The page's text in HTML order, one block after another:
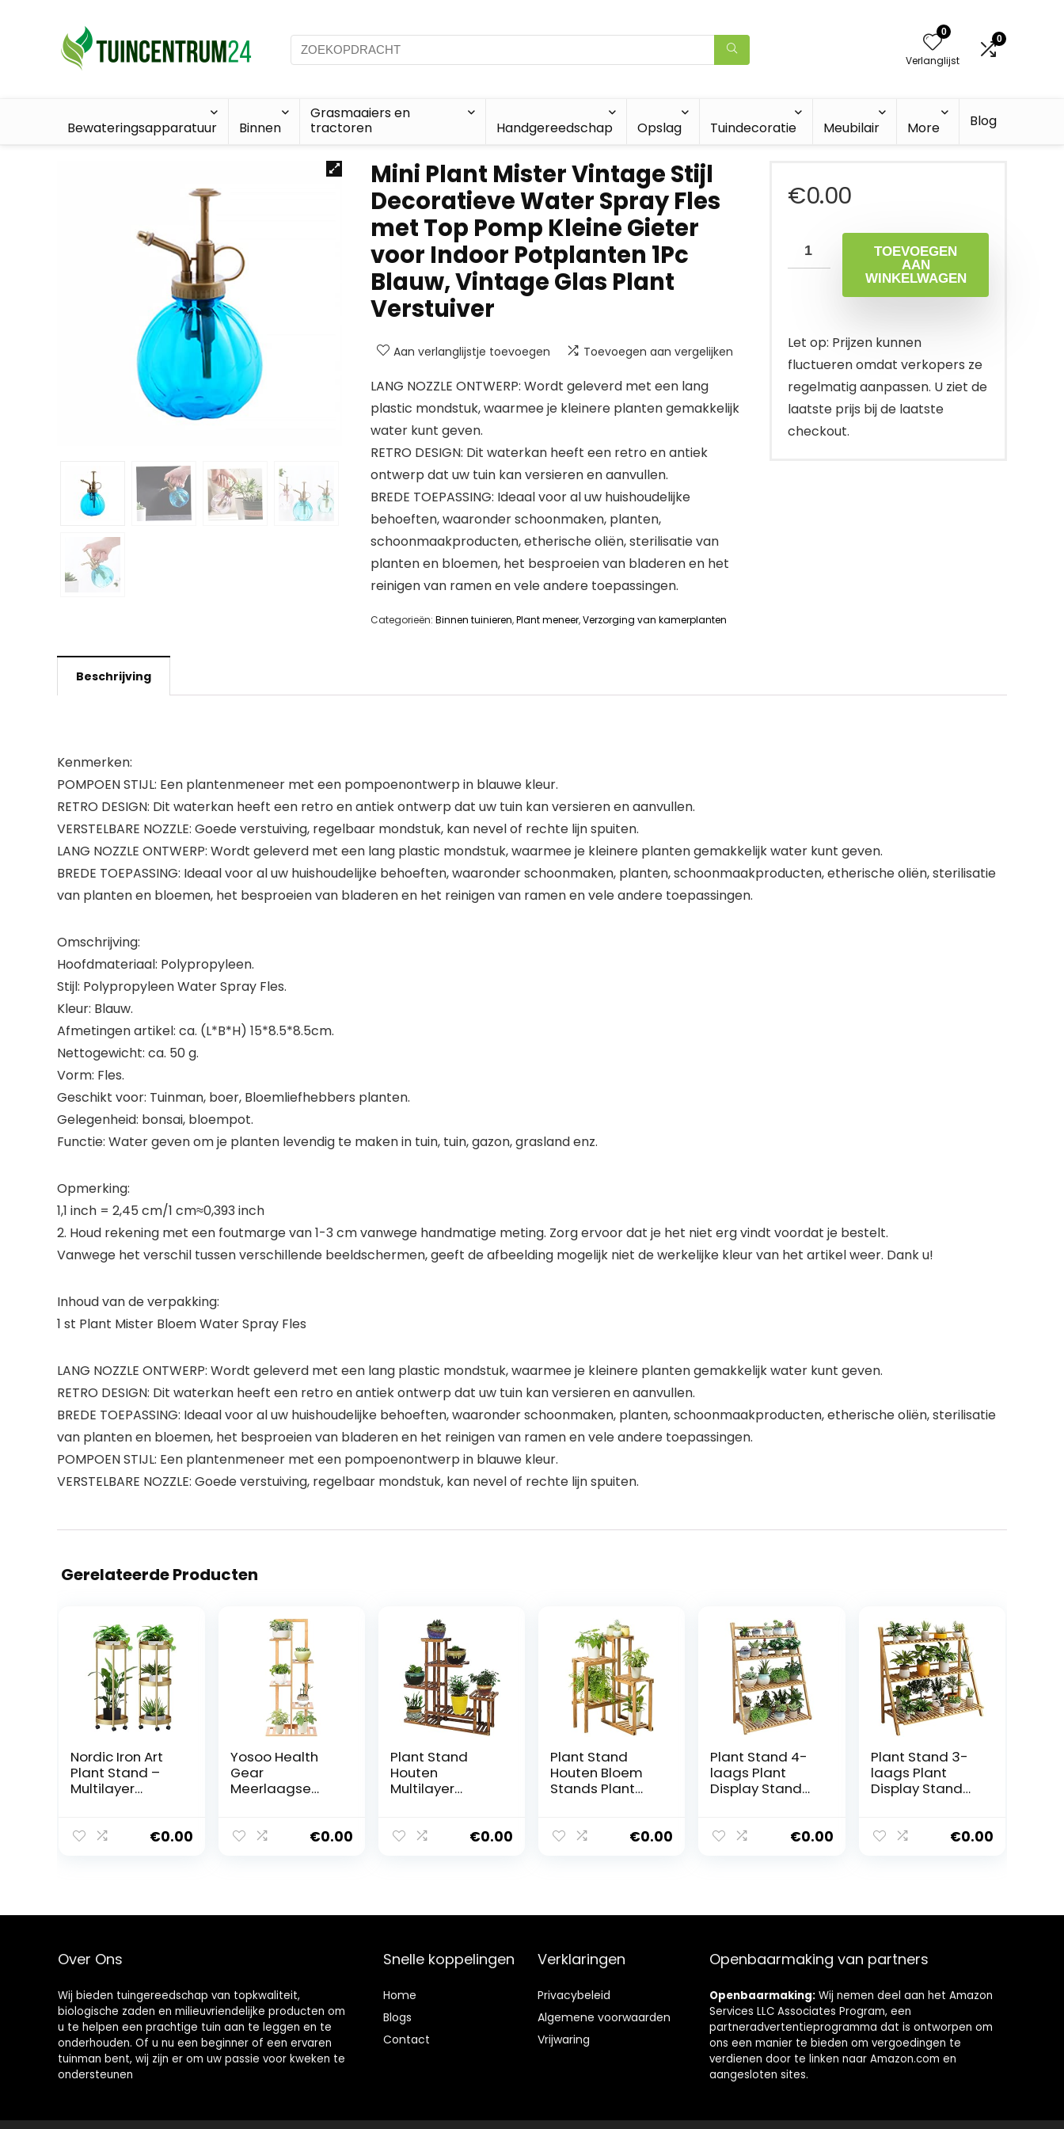
0
Verlanglijst
0
Bewateringsapparatuur Binnen
Grasmaaiers en
tractoren
Handgereedschap Opslag Tuindecoratie Meubilair More Blog
Mini Plant Mister Vintage Stijl
Decoratieve Water Spray Fles
met Top Pomp Kleine Gieter
voor Indoor Potplanten 1Pc
Blauw, Vintage Glas Plant
Verstuiver
Aan verlanglijstje toevoegen Toevoegen aan vergelijken
LANG NOZZLE ONTWERP: Wordt geleverd met een lang
plastic mondstuk, waarmee je kleinere planten gemakkelijk
water kunt geven.
RETRO DESIGN: Dit waterkan heeft een retro en antiek
ontwerp dat uw tuin kan versieren en aanvullen.
BREDE TOEPASSING: Ideaal voor al uw huishoudelijke
behoeften, waaronder schoonmaken, planten,
schoonmaakproducten, etherische oliën, sterilisatie van
planten en bloemen, het besproeien van bladeren en het
reinigen van ramen en vele andere toepassingen.
Categorieën: Binnen tuinieren,Plant meneer,Verzorging van kamerplanten
€0.00
TOEVOEGEN
AAN
WINKELWAGEN
Let op: Prijzen kunnen
fluctueren omdat verkopers ze
regelmatig aanpassen. U ziet de
laatste prijs bij de laatste
checkout.
Beschrijving
Kenmerken:
POMPOEN STIJL: Een plantenmeneer met een pompoenontwerp in blauwe kleur.
RETRO DESIGN: Dit waterkan heeft een retro en antiek ontwerp dat uw tuin kan versieren en aanvullen.
VERSTELBARE NOZZLE: Goede verstuiving, regelbaar mondstuk, kan nevel of rechte lijn spuiten.
LANG NOZZLE ONTWERP: Wordt geleverd met een lang plastic mondstuk, waarmee je kleinere planten gemakkelijk water kunt geven.
BREDE TOEPASSING: Ideaal voor al uw huishoudelijke behoeften, waaronder schoonmaken, planten, schoonmaakproducten, etherische oliën, sterilisatie
van planten en bloemen, het besproeien van bladeren en het reinigen van ramen en vele andere toepassingen.
Omschrijving:
Hoofdmateriaal: Polypropyleen.
Stijl: Polypropyleen Water Spray Fles.
Kleur: Blauw.
Afmetingen artikel: ca. (L*B*H) 15*8.5*8.5cm.
Nettogewicht: ca. 50 g.
Vorm: Fles.
Geschikt voor: Tuinman, boer, Bloemliefhebbers planten.
Gelegenheid: bonsai, bloempot.
Functie: Water geven om je planten levendig te maken in tuin, tuin, gazon, grasland enz.
Opmerking:
1,1 inch = 2,45 cm/1 cm≈0,393 inch
2. Houd rekening met een foutmarge van 1-3 cm vanwege handmatige meting. Zorg ervoor dat je het niet erg vindt voordat je bestelt.
Vanwege het verschil tussen verschillende beeldschermen, geeft de afbeelding mogelijk niet de werkelijke kleur van het artikel weer. Dank u!
Inhoud van de verpakking:
1 st Plant Mister Bloem Water Spray Fles
LANG NOZZLE ONTWERP: Wordt geleverd met een lang plastic mondstuk, waarmee je kleinere planten gemakkelijk water kunt geven.
RETRO DESIGN: Dit waterkan heeft een retro en antiek ontwerp dat uw tuin kan versieren en aanvullen.
BREDE TOEPASSING: Ideaal voor al uw huishoudelijke behoeften, waaronder schoonmaken, planten, schoonmaakproducten, etherische oliën, sterilisatie
van planten en bloemen, het besproeien van bladeren en het reinigen van ramen en vele andere toepassingen.
POMPOEN STIJL: Een plantenmeneer met een pompoenontwerp in blauwe kleur.
VERSTELBARE NOZZLE: Goede verstuiving, regelbaar mondstuk, kan nevel of rechte lijn spuiten.
Gerelateerde Producten
Nordic Iron Art
Plant Stand –
Multilayer
Houder –
Stijlen
€0.00
Yosoo Health
Gear
Meerlaagse
van grenenhout
woonkamer,
€0.00
Plant Stand
Houten
Multilayer
Plant Ladder
– Donker Bruin
€0.00
Plant Stand
Houten Bloem
Stands Plant
Opbergrek
(L55xB25xH91cm
€0.00
Plant Stand 4-
laags Plant
Display Stand
Bloem
(Breedte Kleur)
€0.00
Plant Stand 3-
laags Plant
Display Stand
Bloem
(Breedte Kleur)
€0.00
Over Ons
Wij bieden tuingereedschap van topkwaliteit,
biologische zaden en milieuvriendelijke producten om
u te helpen een prachtige tuin aan te leggen en te
onderhouden. Of u nu een beginner of een ervaren
tuinman bent, wij zijn er om uw passie voor kweken te
ondersteunen
Snelle koppelingen
Home
Blogs
Contact
Verklaringen
Privacybeleid
Algemene voorwaarden
Vrijwaring
Openbaarmaking van partners
Openbaarmaking: Wij nemen deel aan het Amazon
Services LLC Associates Program, een
partneradvertentieprogramma dat is ontworpen om
ons een manier te bieden om vergoedingen te
verdienen door te linken naar Amazon.com en
aangesloten sites.